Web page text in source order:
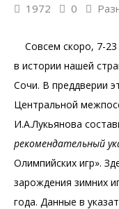
1972 0
Совсем скоро, 7-
в истории нашей
Сочи. В преддверии
Центральной
И.А.Лукьянова
рекомендательный
Олимпийских игр».
зарождения зимних
года. Данные в